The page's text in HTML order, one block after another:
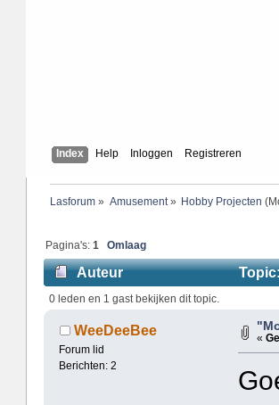
Index Help Inloggen Registreren
Lasforum» Amusement» Hobby Projecten
Pagina's:1 Omlaag
Auteur
0 leden en 1 gast bekijken dit topic.
WeeDeeBee
Forum lid
Berichten: 2
«